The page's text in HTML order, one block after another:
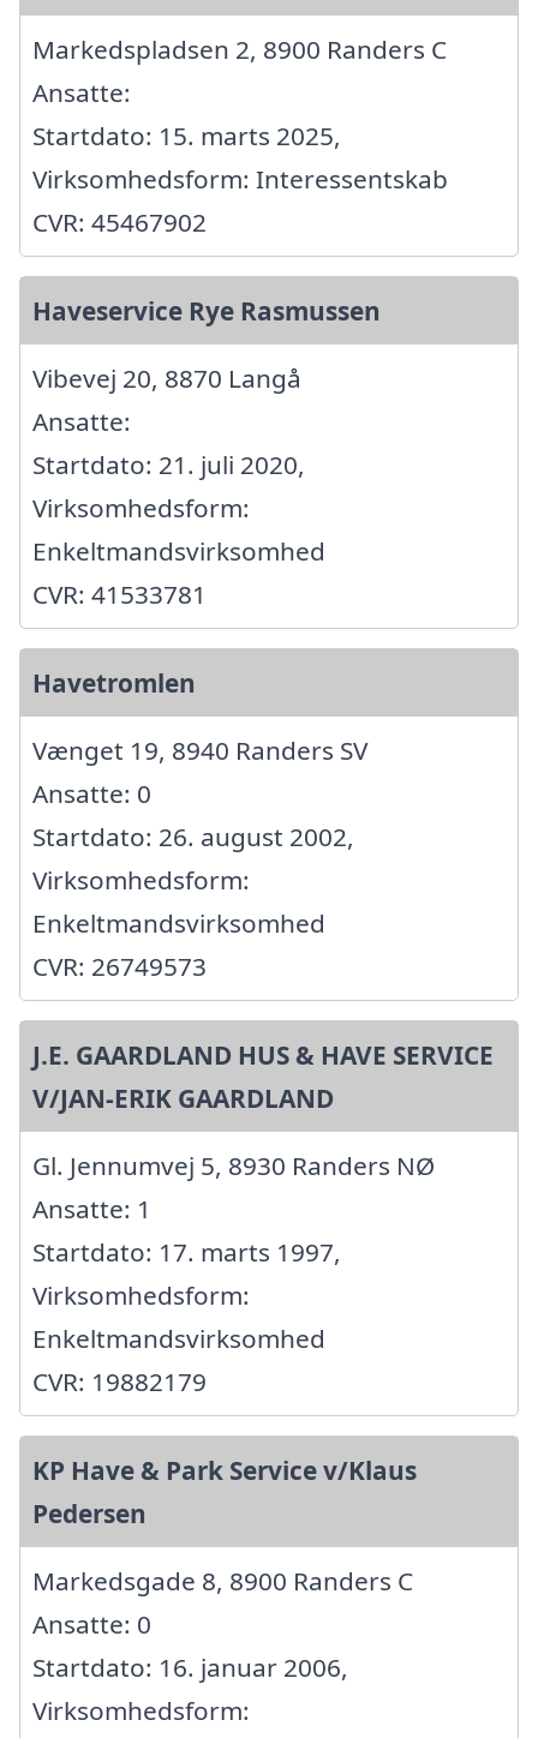
Markedspladsen 2, 8900 Randers C
Ansatte:
Startdato: 15. marts 2025,
Virksomhedsform: Interessentskab
CVR: 45467902
Haveservice Rye Rasmussen
Vibevej 20, 8870 Langå
Ansatte:
Startdato: 21. juli 2020,
Virksomhedsform:
Enkeltmandsvirksomhed
CVR: 41533781
Havetromlen
Vænget 19, 8940 Randers SV
Ansatte: 0
Startdato: 26. august 2002,
Virksomhedsform:
Enkeltmandsvirksomhed
CVR: 26749573
J.E. GAARDLAND HUS & HAVE SERVICE
V/JAN-ERIK GAARDLAND
Gl. Jennumvej 5, 8930 Randers NØ
Ansatte: 1
Startdato: 17. marts 1997,
Virksomhedsform:
Enkeltmandsvirksomhed
CVR: 19882179
KP Have & Park Service v/Klaus
Pedersen
Markedsgade 8, 8900 Randers C
Ansatte: 0
Startdato: 16. januar 2006,
Virksomhedsform: